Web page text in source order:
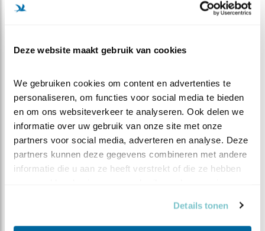
Deze website maakt gebruik van cookies
We gebruiken cookies om content en advertenties te
personaliseren, om functies voor social media te bieden
en om ons websiteverkeer te analyseren. Ook delen we
informatie over uw gebruik van onze site met onze
partners voor social media, adverteren en analyse. Deze
partners kunnen deze gegevens combineren met andere
informatie die u aan ze heeft verstrekt of die ze hebben
Details tonen
Vogelbescherming Nederland heeft een heel leuke site:
wat je kan doen om ze in jouw tuin te krijgen.
Dan is er tot slot ook nog de site van Vogelbescherming
met
praktische tips en de mogelijkheid om persoonlijk
tuinadvies
te krijgen van een tuinvogelconsulent van
VBN.
Wij wensen u heel veel plezier, hier en in uw eigen tuin,
in alle seizoenen.